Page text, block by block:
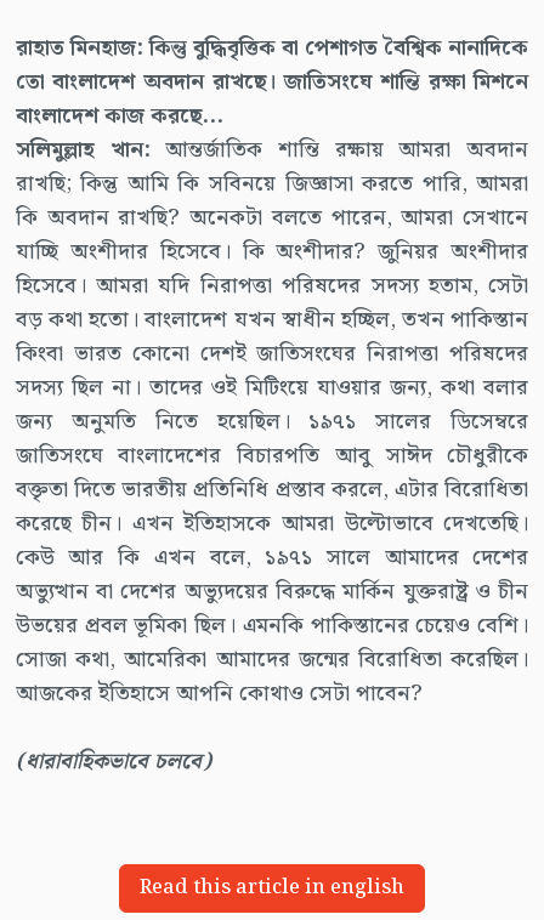
রাহাত মিনহাজ: কিন্তু বুদ্ধিবৃত্তিক বা পেশাগত বৈশ্বিক নানাদিকে
তো বাংলাদেশ অবদান রাখছে। জাতিসংঘে শান্তি রক্ষা মিশনে
বাংলাদেশ কাজ করছে...
সলিমুল্লাহ খান: আন্তর্জাতিক শান্তি রক্ষায় আমরা অবদান
রাখছি; কিন্তু আমি কি সবিনয়ে জিজ্ঞাসা করতে পারি, আমরা
কি অবদান রাখছি? অনেকটা বলতে পারেন, আমরা সেখানে
যাচ্ছি অংশীদার হিসেবে। কি অংশীদার? জুনিয়র অংশীদার
হিসেবে। আমরা যদি নিরাপত্তা পরিষদের সদস্য হতাম, সেটা
বড় কথা হতো। বাংলাদেশ যখন স্বাধীন হচ্ছিল, তখন পাকিস্তান
কিংবা ভারত কোনো দেশই জাতিসংঘের নিরাপত্তা পরিষদের
সদস্য ছিল না। তাদের ওই মিটিংয়ে যাওয়ার জন্য, কথা বলার
জন্য অনুমতি নিতে হয়েছিল। ১৯৭১ সালের ডিসেম্বরে
জাতিসংঘে বাংলাদেশের বিচারপতি আবু সাঈদ চৌধুরীকে
বক্তৃতা দিতে ভারতীয় প্রতিনিধি প্রস্তাব করলে, এটার বিরোধিতা
করেছে চীন। এখন ইতিহাসকে আমরা উল্টোভাবে দেখতেছি।
কেউ আর কি এখন বলে, ১৯৭১ সালে আমাদের দেশের
অভ্যুত্থান বা দেশের অভ্যুদয়ের বিরুদ্ধে মার্কিন যুক্তরাষ্ট্র ও চীন
উভয়ের প্রবল ভূমিকা ছিল। এমনকি পাকিস্তানের চেয়েও বেশি।
সোজা কথা, আমেরিকা আমাদের জন্মের বিরোধিতা করেছিল।
আজকের ইতিহাসে আপনি কোথাও সেটা পাবেন?
(ধারাবাহিকভাবে চলবে)
Read this article in english